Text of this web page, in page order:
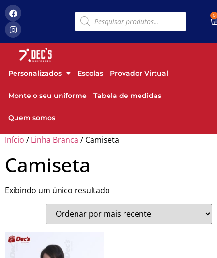
0
Personalizados Escolas Provador Virtual
Monte o seu uniforme Tabela de medidas
Quem somos
Início / Linha Branca / Camiseta
Camiseta
Exibindo um único resultado